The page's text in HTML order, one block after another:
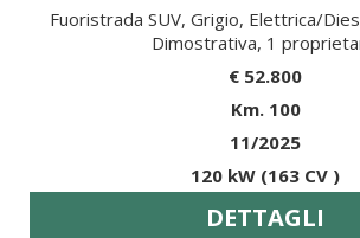
Fuoristrada SUV, Grigio, Elettrica/
Dimostrativa, 1
€ 52.800
Km. 100
11/2025
120 kW (163 CV )
DETTAGLI